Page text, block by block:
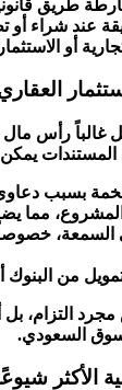
طريق
عند شراء أو
أو
غالباً رأس
بسبب
مما يضر
السمعة،
من البنوك
مجرد التزام،
السعودي.